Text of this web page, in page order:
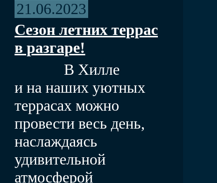
21.06.2023
Сезон летних террас
в разгаре!
В Хилле
и на наших уютных
террасах можно
провести весь день,
наслаждаясь
удивительной
атмосферой